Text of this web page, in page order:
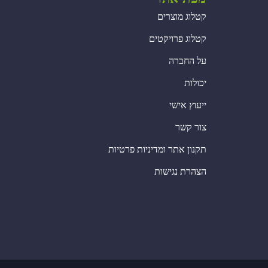
קטלוג מוצרים
קטלוג פרויקטים
על החברה
יכולות
ייעוץ אישי
צור קשר
תקנון אתר ומדיניות פרטיות
הצהרת נגישות